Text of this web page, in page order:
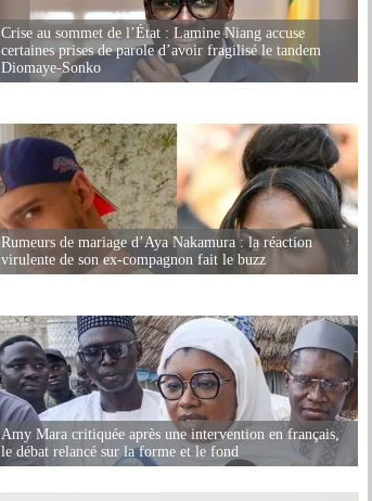
Crise au sommet de l’État : Lamine Niang accuse
certaines prises de parole d’avoir fragilisé le tandem
Diomaye-Sonko
Rumeurs de mariage d’Aya Nakamura : la réaction
virulente de son ex-compagnon fait le buzz
Amy Mara critiquée après une intervention en français,
le débat relancé sur la forme et le fond